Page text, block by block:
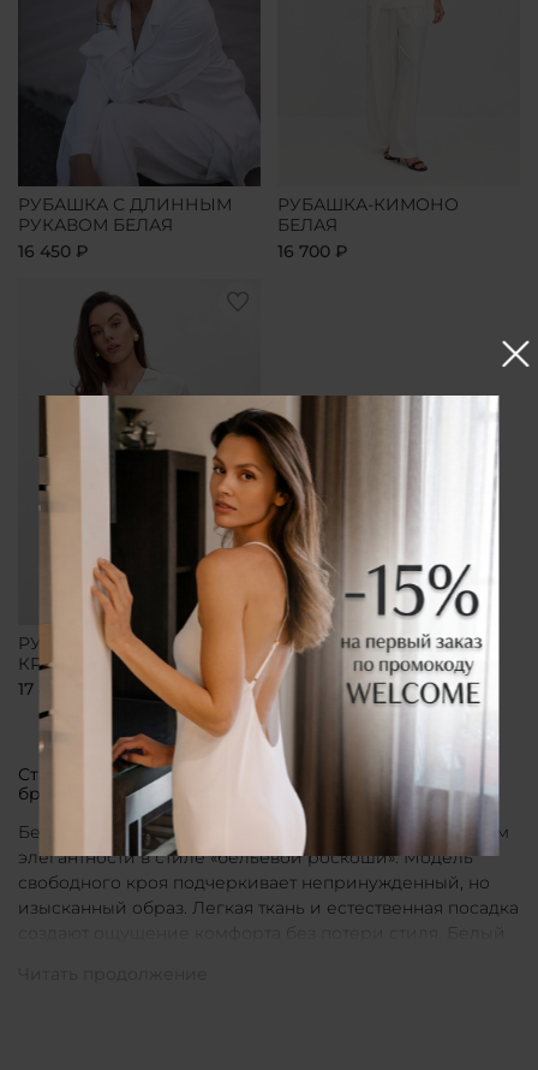
РУБАШКА С ДЛИННЫМ
РУКАВОМ БЕЛАЯ
16 450 ₽
РУБАШКА-КИМОНО
БЕЛАЯ
16 700 ₽
РУБАШКА СВОБОДНОГО
КРОЯ БЕЛАЯ
17 800 ₽
Стильные рубашки в актуальном белом цвете от
бренда CLÓ
Белые рубашки от бренда CLÓ являются воплощением
элегантности в стиле «бельевой роскоши». Модель
свободного кроя подчеркивает непринужденный, но
изысканный образ. Легкая ткань и естественная посадка
создают ощущение комфорта без потери стиля. Белый